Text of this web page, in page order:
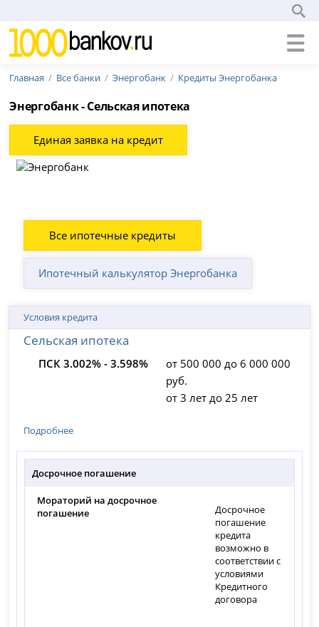
Главная Все банки Энергобанк Кредиты Энергобанка
Энергобанк - Сельская ипотека
Единая заявка на кредит
Все ипотечные кредиты
Ипотечный калькулятор Энергобанка
Условия кредита
Сельская ипотека
ПСК 3.002% - 3.598%
от 500 000 до 6 000 000
руб.
от 3 лет до 25 лет
Подробнее
Досрочное погашение
Мораторий на досрочное
погашение
Досрочное
погашение
кредита
возможно в
соответствии с
условиями
Кредитного
договора